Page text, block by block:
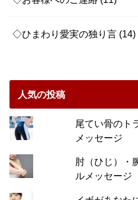
◇ひまわり愛実の独り言 (14)
人気の投稿
尾てい骨のト
メッセージ
肘（ひじ）・
ルメッセージ